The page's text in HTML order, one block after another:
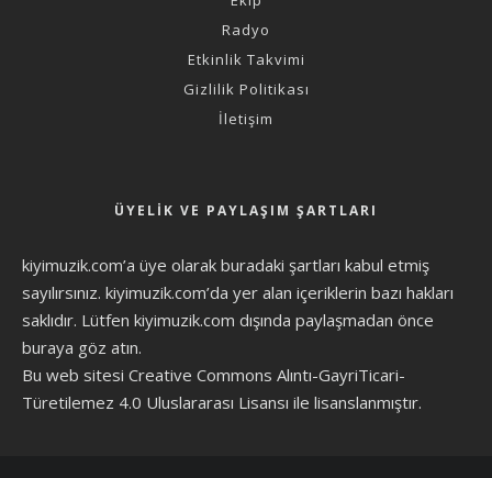
Radyo
Etkinlik Takvimi
Gizlilik Politikası
İletişim
ÜYELIK VE PAYLAŞIM ŞARTLARI
kiyimuzik.com’a üye olarak buradaki şartları kabul etmiş
sayılırsınız. kiyimuzik.com’da yer alan içeriklerin bazı hakları
saklıdır. Lütfen kiyimuzik.com dışında paylaşmadan önce
buraya göz atın.
Bu web sitesi Creative Commons Alıntı-GayriTicari-
Türetilemez 4.0 Uluslararası Lisansı ile lisanslanmıştır.